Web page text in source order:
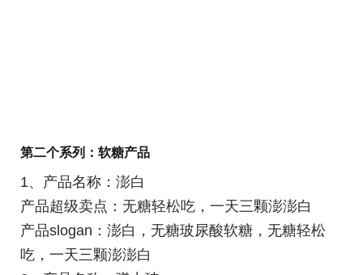
第二个系列：软糖产品
1、产品名称：澎白
产品超级卖点：无糖轻松吃，一天三颗澎澎白
产品slogan：澎白，无糖玻尿酸软糖，无糖轻松
吃，一天三颗澎澎白